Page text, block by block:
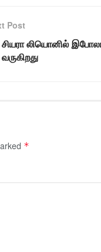
Post
சியரா லியொனில் இபோலா
வருகிறது
*